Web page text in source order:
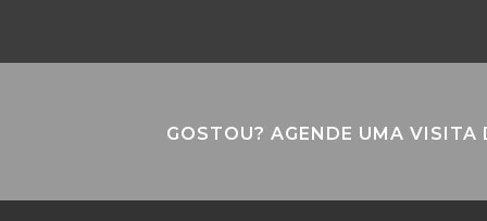
GOSTOU? AGENDE UMA VISITA